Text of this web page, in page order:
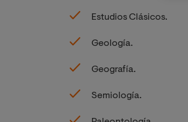
Estudios Clásicos.
Geología.
Geografía.
Semiología.